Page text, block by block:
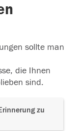
sollte man
die Ihnen
sind.
zu